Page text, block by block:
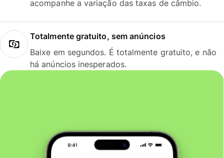
acompanhe a variação das taxas de câmbio.
Totalmente gratuito, sem anúncios
Baixe em segundos. É totalmente gratuito, e não
há anúncios inesperados.